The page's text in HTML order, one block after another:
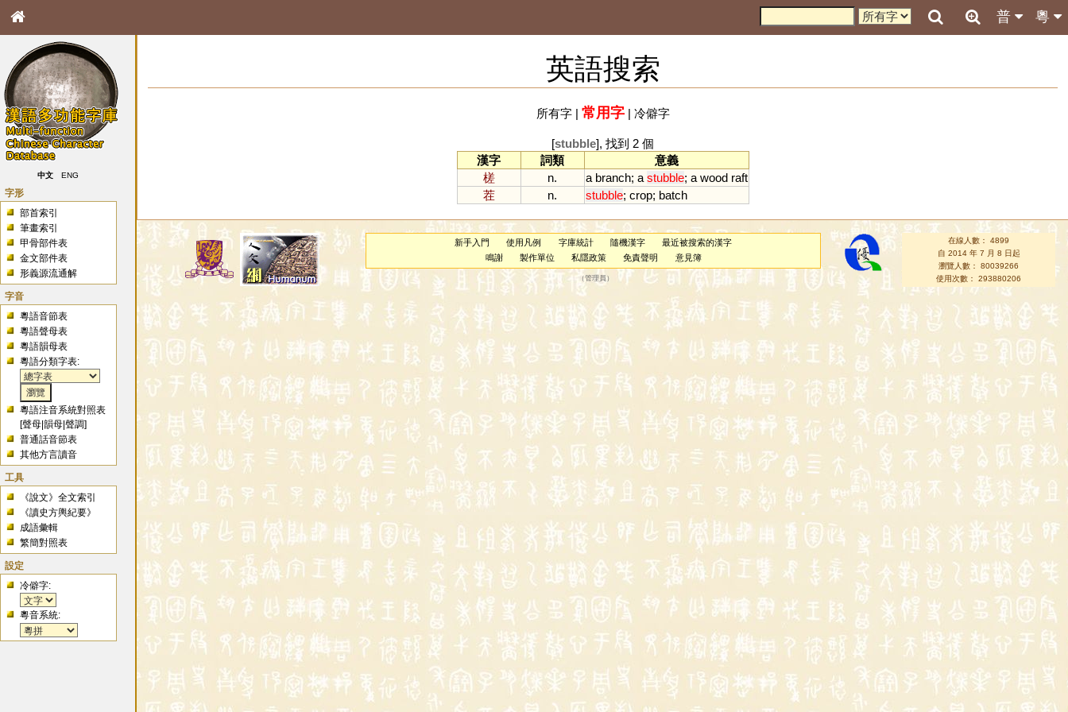
粵
普
中文 ENG
字形
部首索引
筆畫索引
甲骨部件表
金文部件表
形義源流通解
字音
粵語音節表
粵語聲母表
粵語韻母表
粵語分類字表:
粵語注音系統對照表
[聲母 |韻母 |聲調]
普通話音節表
其他方言讀音
工具
《說文》全文索引
《讀史方輿紀要》
成語彙輯
繁簡對照表
設定
冷僻字:
粵音系統:
英語搜索
所有字| 常用字| 冷僻字
[stubble], 找到 2 個
漢字
詞類
意義
槎
n. a branch; a stubble; a wood raft
茬
n. stubble; crop; batch
新手入門 使用凡例 字庫統計 隨機漢字
最近被搜索的漢字
鳴謝
製作單位 私隱政策 免責聲明 意見簿
（管理員 ）
在線人數： 4899
自 2014 年 7 月 8 日起
瀏覽人數： 80039266
使用次數： 293880206